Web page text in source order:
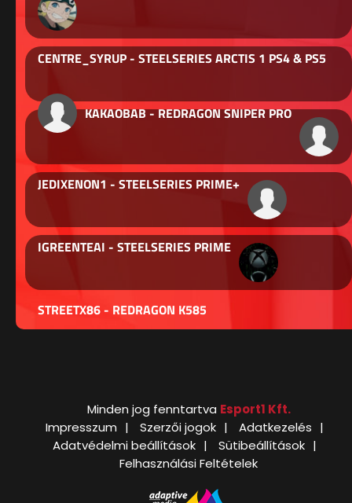
CENTRE_SYRUP - STEELSERIES ARCTIS 1 PS4 & PS5
KAKAOBAB - REDRAGON SNIPER PRO
JEDIXENON1 - STEELSERIES PRIME+
IGREENTEAI - STEELSERIES PRIME
STREETX86 - REDRAGON K585
Minden jog fenntartva Esport1 Kft.
Impresszum
Szerzői jogok
Adatkezelés
Adatvédelmi beállítások
Sütibeállítások
Felhasználási Feltételek